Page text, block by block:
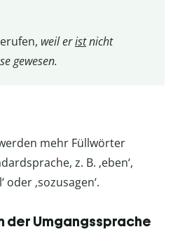
weil eristnicht
gewesen.
mehr Füllwörter
z. B. ‚eben‘,
oder ‚sozusagen‘.
der Umgangssprache